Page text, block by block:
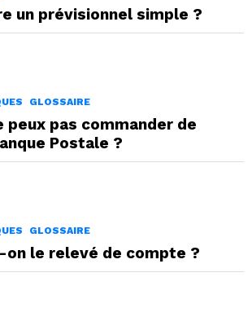
un prévisionnel simple ?
GLOSSAIRE
peux pas commander de
Postale ?
GLOSSAIRE
on le relevé de compte ?